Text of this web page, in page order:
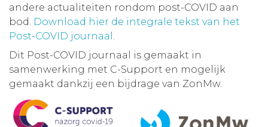
andere actualiteiten rondom post-COVID aan
bod. Download hier de integrale tekst van het
Post-COVID journaal .
Dit Post-COVID journaal is gemaakt in
samenwerking met C-Support en mogelijk
gemaakt dankzij een bijdrage van ZonMw.